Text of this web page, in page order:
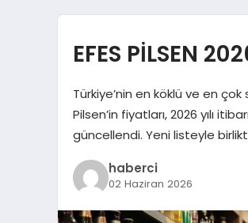
EFES PİLSEN
Türkiye’nin en köklü ve en
Pilsen’in fiyatları, 2026 yılı
güncellendi. Yeni listeyle
haberci
02 Haziran 2026